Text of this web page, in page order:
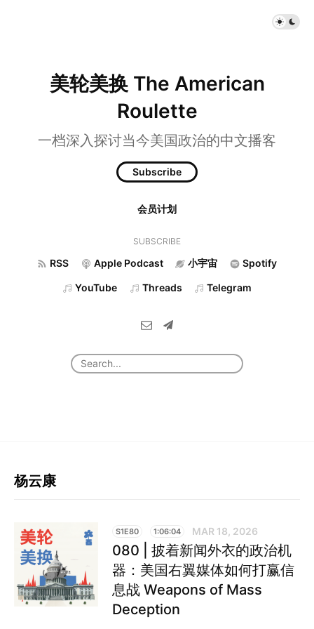
美轮美换 The American
Roulette
一档深入探讨当今美国政治的中文播客
Subscribe
会员计划
SUBSCRIBE
RSS Apple Podcast 小宇宙 Spotify
YouTube Threads Telegram
杨云康
S1E80 1:06:04 MAR 18, 2026
080 | 披着新闻外衣的政治机
器：美国右翼媒体如何打赢信
息战 Weapons of Mass
Deception